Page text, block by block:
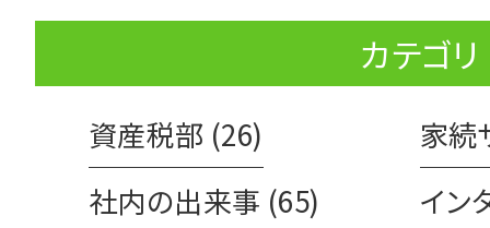
カテゴリ
資産税部 (26)
家続
社内の出来事 (65)
イン